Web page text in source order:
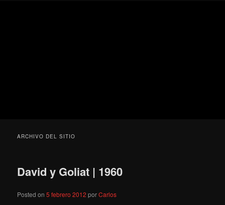
ARCHIVO DEL SITIO
David y Goliat | 1960
Posted on5 febrero 2012 porCarlos